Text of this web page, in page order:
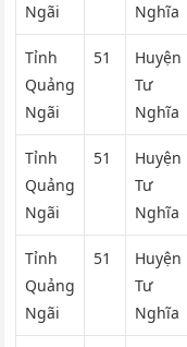
Ngãi
Nghĩa
Tỉnh
Quảng
Ngãi
51
Huyện
Tư
Nghĩa
Tỉnh
Quảng
Ngãi
51
Huyện
Tư
Nghĩa
Tỉnh
Quảng
Ngãi
51
Huyện
Tư
Nghĩa